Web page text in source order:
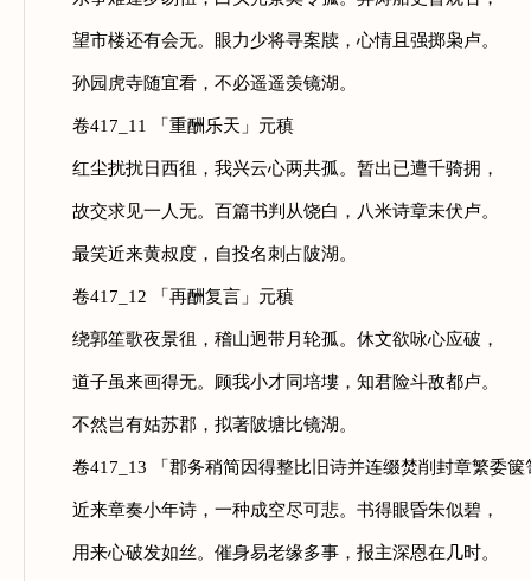
望市楼还有会无。眼力少将寻案牍，心情且强掷枭卢。
孙园虎寺随宜看，不必遥遥羡镜湖。
卷417_11 「重酬乐天」元稹
红尘扰扰日西徂，我兴云心两共孤。暂出已遭千骑拥，
故交求见一人无。百篇书判从饶白，八米诗章未伏卢。
最笑近来黄叔度，自投名刺占陂湖。
卷417_12 「再酬复言」元稹
绕郭笙歌夜景徂，稽山迥带月轮孤。休文欲咏心应破，
道子虽来画得无。顾我小才同培塿，知君险斗敌都卢。
不然岂有姑苏郡，拟著陂塘比镜湖。
卷417_13 「郡务稍简因得整比旧诗并连缀焚削封章繁委
近来章奏小年诗，一种成空尽可悲。书得眼昏朱似碧，
用来心破发如丝。催身易老缘多事，报主深恩在几时。